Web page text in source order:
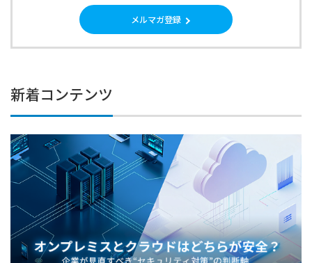
メルマガ登録
新着コンテンツ